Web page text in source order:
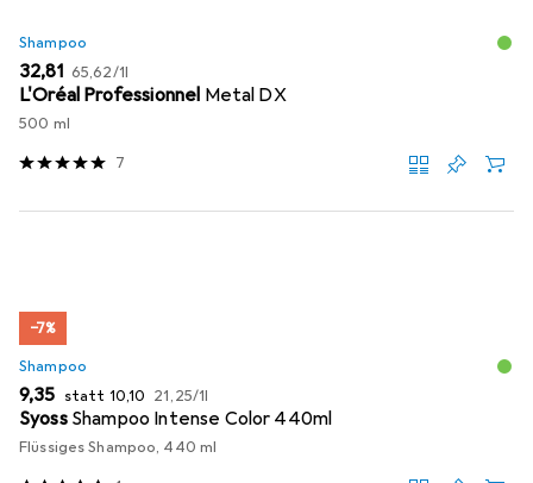
Shampoo
EUR
32,81 EUR
65,62/1l
L'Oréal Professionnel Metal DX
500 ml
7
−7%
Shampoo
EUR
9,35 statt EUR
10,10 EUR
21,25/1l
Syoss Shampoo Intense Color 440ml
Flüssiges Shampoo, 440 ml